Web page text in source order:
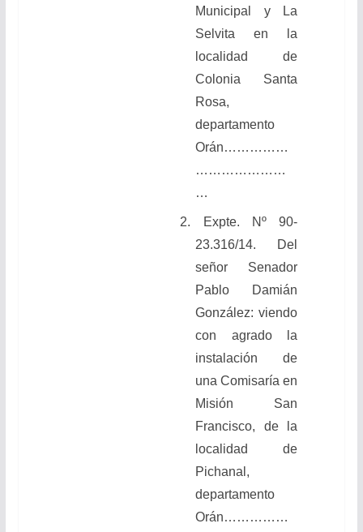
Municipal y La
Selvita en la
localidad de
Colonia Santa
Rosa,
departamento
Orán……………
…………………
…
2. Expte. Nº 90-
23.316/14. Del
señor Senador
Pablo Damián
González: viendo
con agrado la
instalación de
una Comisaría en
Misión San
Francisco, de la
localidad de
Pichanal,
departamento
Orán……………